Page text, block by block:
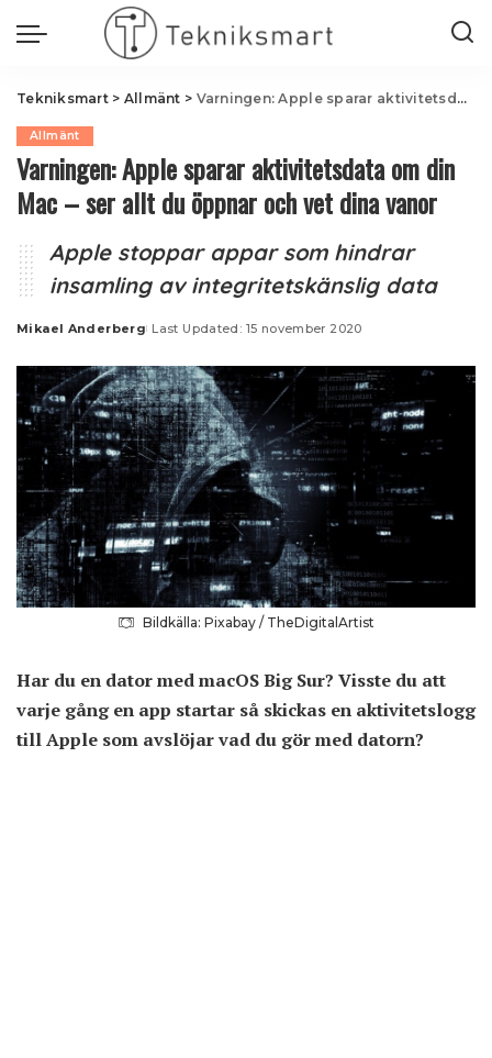
Tekniksmart> Allmänt > Varningen: Apple sparar aktivitetsdata om din Mac – ser allt du öppnar och vet dina vanor
Allmänt
Varningen: Apple sparar aktivitetsdata om din
Mac – ser allt du öppnar och vet dina vanor
Apple stoppar appar som hindrar
insamling av integritetskänslig data
Posted
Mikael Anderberg Last Updated: 15 november 2020
Bildkälla: Pixabay / TheDigitalArtist
Har du en dator med macOS Big Sur? Visste du att
varje gång en app startar så skickas en aktivitetslogg
till Apple som avslöjar vad du gör med datorn?